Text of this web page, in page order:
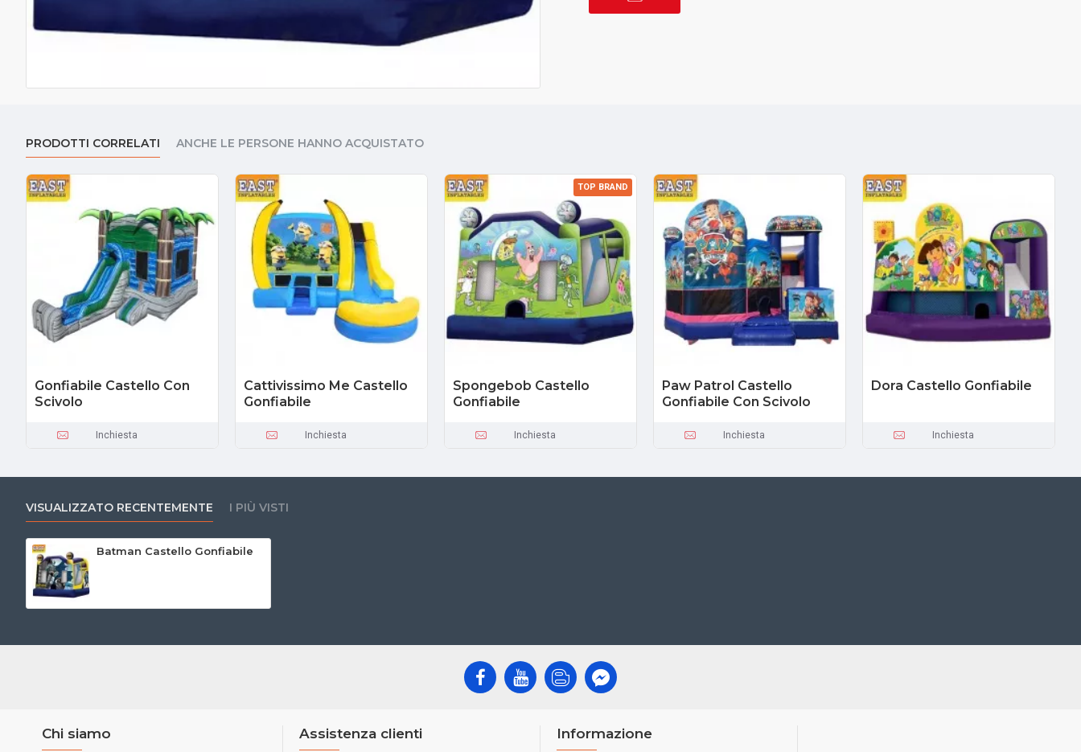
PRODOTTI CORRELATI ANCHE LE PERSONE HANNO ACQUISTATO
Gonfiabile Castello Con
Scivolo
Inchiesta
Cattivissimo Me Castello
Gonfiabile
Inchiesta
TOP BRAND
Spongebob Castello
Gonfiabile
Inchiesta
Paw Patrol Castello
Gonfiabile Con Scivolo
Inchiesta
Dora Castello Gonfiabile
Inchiesta
VISUALIZZATO RECENTEMENTE I PIÙ VISTI
Batman Castello Gonfiabile
Chi siamo Assistenza clienti Informazione